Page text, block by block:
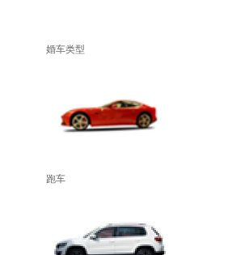
婚车类型
跑车